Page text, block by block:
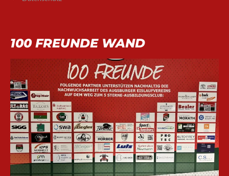
100 FREUNDE WAND